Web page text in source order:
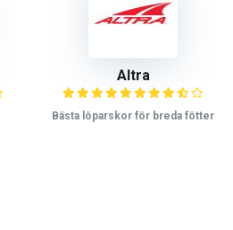
Altra
Bästa löparskor för breda fötter